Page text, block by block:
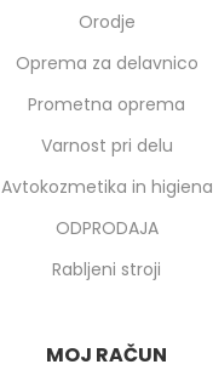
Orodje
Oprema za delavnico
Prometna oprema
Varnost pri delu
Avtokozmetika in higiena
ODPRODAJA
Rabljeni stroji
MOJ RAČUN